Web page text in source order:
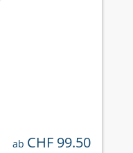
regulärer preis:
ab CHF 99.50